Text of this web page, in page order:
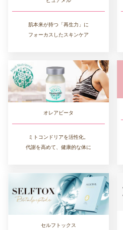
肌本来が持つ「再生力」に
フォーカスしたスキンケア
オレアビータ
ミトコンドリアを活性化。
代謝を高めて、健康的な体に
セルフトックス